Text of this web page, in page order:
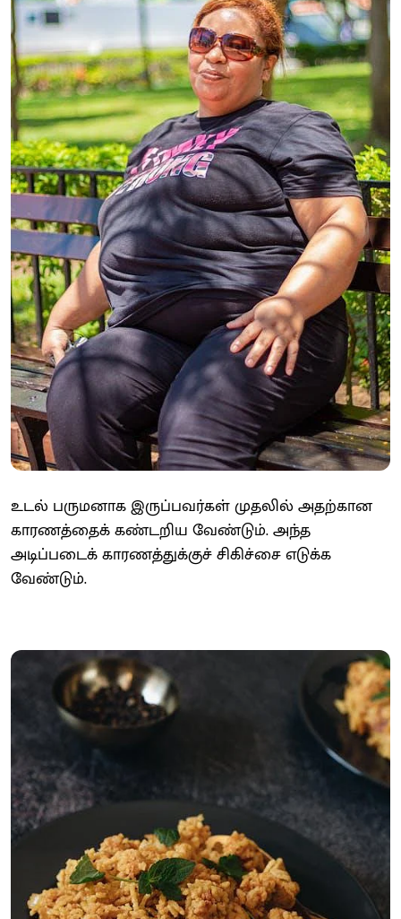
உடல் பருமனாக இருப்பவர்கள் முதலில் அதற்கான
காரணத்தைக் கண்டறிய வேண்டும். அந்த
அடிப்படைக் காரணத்துக்குச் சிகிச்சை எடுக்க
வேண்டும்.